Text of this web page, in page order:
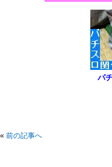
パ
« 前の記事へ